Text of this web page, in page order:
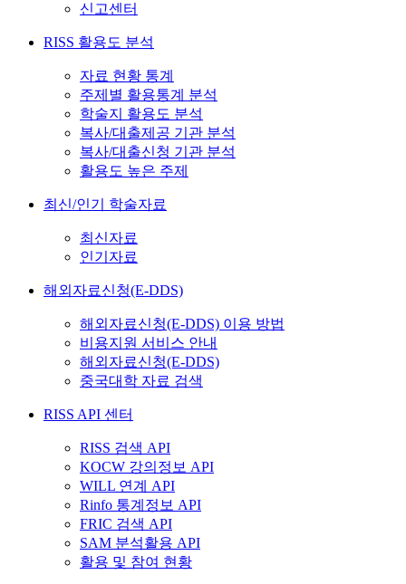
신고센터
RISS 활용도 분석
자료 현황 통계
주제별 활용통계 분석
학술지 활용도 분석
복사/대출제공 기관 분석
복사/대출신청 기관 분석
활용도 높은 주제
최신/인기 학술자료
최신자료
인기자료
해외자료신청(E-DDS)
해외자료신청(E-DDS) 이용 방법
비용지원 서비스 안내
해외자료신청(E-DDS)
중국대학 자료 검색
RISS API 센터
RISS 검색 API
KOCW 강의정보 API
WILL 연계 API
Rinfo 통계정보 API
FRIC 검색 API
SAM 분석활용 API
활용 및 참여 현황